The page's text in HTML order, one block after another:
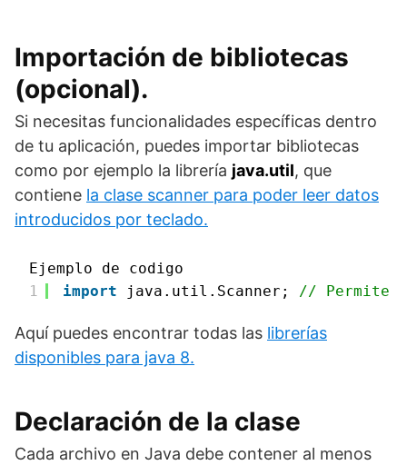
Importación de bibliotecas
(opcional).
Si necesitas funcionalidades específicas dentro
de tu aplicación, puedes importar bibliotecas
como por ejemplo la librería java.util, que
contiene la clase scanner para poder leer datos
introducidos por teclado.
Ejemplo de codigo
1
import java.util.Scanner; // Permite
Aquí puedes encontrar todas las librerías
disponibles para java 8.
Declaración de la clase
Cada archivo en Java debe contener al menos